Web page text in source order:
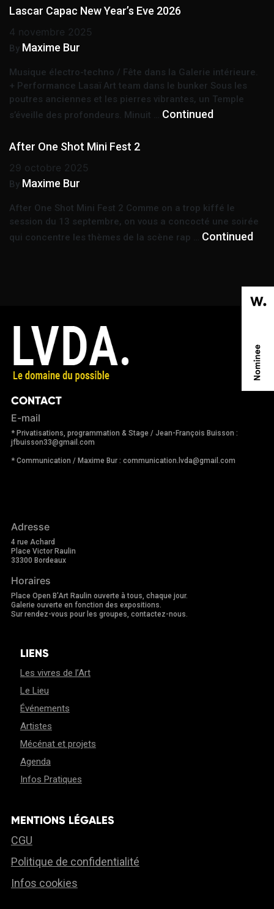
Lascar Capac New Year’s Eve 2026
4 novembre 2025
By Maxime Bur
Musique électro-techno / Fête dans la Galerie intérieure.
+ Performance Lasaï Art team dans le bunker Sous les
poutres anciennes et les pierres vibrantes, un Temple
s’éveille des profondeurs. Minuit … Continued
After One Shot Mini Fest 2
29 octobre 2025
By Maxime Bur
After One Shot Mini Fest 2 Comme on a trop kiffé le
session du 13 septembre, on vous a concocté une soirée
qui concentre les thèmes de la scène rap … Continued
CONTACT
E-mail
* Privatisations, programmation & Stage / Jean-François Buisson :
jfbuisson33@gmail.com
* Communication / Maxime Bur : communication.lvda@gmail.com
Adresse
4 rue Achard
Place Victor Raulin
33300 Bordeaux
Horaires
Place Open B'Art Raulin ouverte à tous, chaque jour.
Galerie ouverte en fonction des expositions.
Sur rendez-vous pour les groupes, contactez-nous.
LIENS
Les vivres de l’Art
Le Lieu
Événements
Artistes
Mécénat et projets
Agenda
Infos Pratiques
MENTIONS LÉGALES
CGU
Politique de confidentialité
Infos cookies